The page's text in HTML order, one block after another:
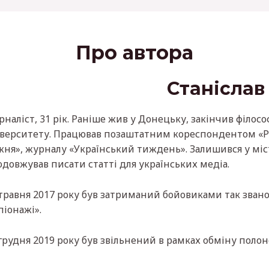
Про автора
31 рік. Раніше жив у Донецьку, закінчив
Працював позаштатним кореспондентом
журналу «Український тиждень». Залишився у
писати статті для українських медіа.
2017 року був затриманий бойовиками так
2019 року був звільнений в рамках обміну